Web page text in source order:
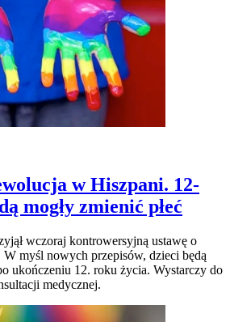
w Hiszpani. 12-
mogły zmienić płeć
wczoraj kontrowersyjną ustawę o
W myśl nowych przepisów, dzieci będą
ukończeniu 12. roku życia. Wystarczy do
medycznej.